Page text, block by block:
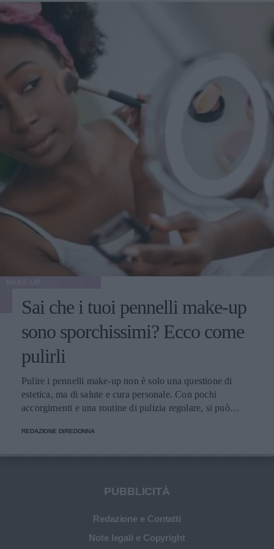
momento giusto per affidarsi a un Ozempic Makeover?
Levine suggerisce massima cautela in merito: "Dico spesso
ai miei pazienti che per ottenere il massimo da un
intervento, è necessario rallentare. Se il paziente perde altri
10-15 chili dopo la procedura, il risultato potrebbe non
essere ottimale". L'ideale, quindi, sarebbe raggiungere e
mantenere un peso stabile, prima di decidere di sottoporsi a
qualunque tipo di intervento estetico.
Sai che i tuoi pennelli make-up
sono sporchissimi? Ecco come
pulirli
Pulire i pennelli make-up non è solo una questione di
estetica, ma di salute e cura personale. Con pochi
accorgimenti e una routine di pulizia regolare, si può
più sana e prolungare la vita dei preziosi strumenti di
REDAZIONE DIREDONNA
PUBBLICITÀ
Redazione e Contatti
Note legali e Copyright